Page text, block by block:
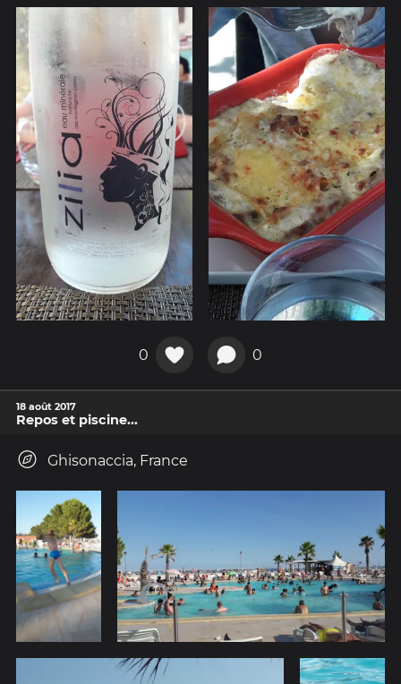
0 0
18 août 2017
Repos et piscine...
Ghisonaccia, France